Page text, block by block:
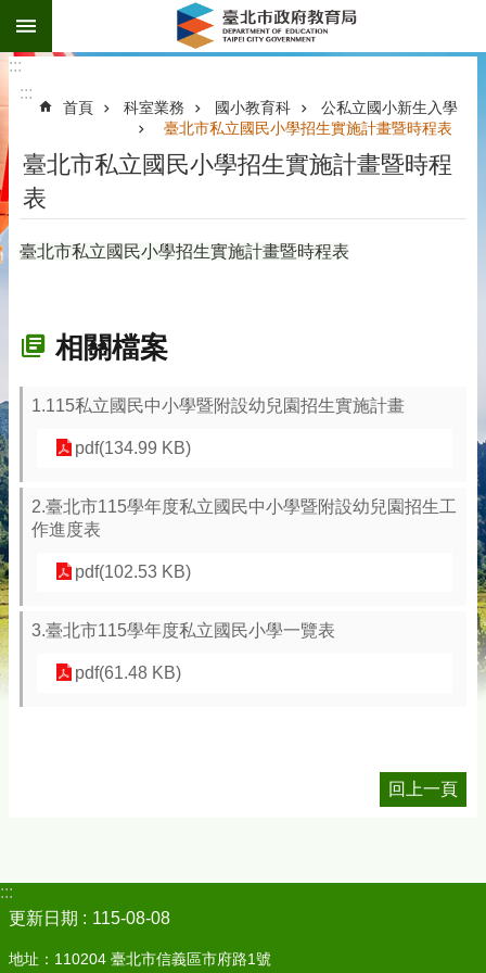
跳到主要內容區塊
:::
:::
首頁 科室業務 國小教育科
公私立國小新生入學
臺北市私立國民小學招生實施計畫暨時程表
臺北市私立國民小學招生實施計畫暨時程
表
臺北市私立國民小學招生實施計畫暨時程表
相關檔案
1.115私立國民中小學暨附設幼兒園招生實施計畫
pdf(134.99 KB)
2.臺北市115學年度私立國民中小學暨附設幼兒園招生工
作進度表
pdf(102.53 KB)
3.臺北市115學年度私立國民小學一覽表
pdf(61.48 KB)
回上一頁
:::
更新日期
115-08-08
地址：110204 臺北市信義區市府路1號